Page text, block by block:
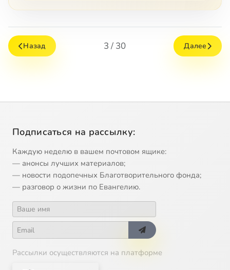
Назад 3 / 30 Далее
Подписаться на рассылку:
Каждую неделю в вашем почтовом ящике:
— анонсы лучших материалов;
— новости подопечных Благотворительного фонда;
— разговор о жизни по Евангелию.
Рассылки осуществляются на платформе